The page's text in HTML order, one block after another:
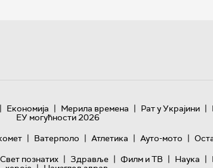
| Економија | Мерила времена | Рат у Украјини |
ЕУ могућности 2026
| Ватерполо | Атлетика | Ауто-мото |
Свет познатих | Здравље | Филм и ТВ | Наука |